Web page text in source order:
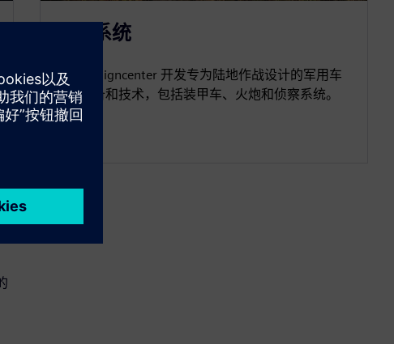
陆地系统
使用 Designcenter 开发专为陆地作战设计的军用车
辆、装备和技术，包括装甲车、火炮和侦察系统。